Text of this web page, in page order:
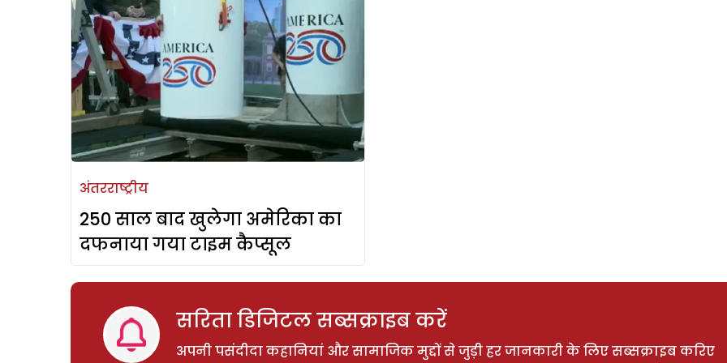
अंतरराष्ट्रीय
250 साल बाद खुलेगा अमेरिका का
दफनाया गया टाइम कैप्सूल
सरिता डिजिटल सब्सक्राइब करें
अपनी पसंदीदा कहानियां और सामाजिक मुद्दों से जुड़ी हर जानकारी के लिए सब्सक्राइब करिए